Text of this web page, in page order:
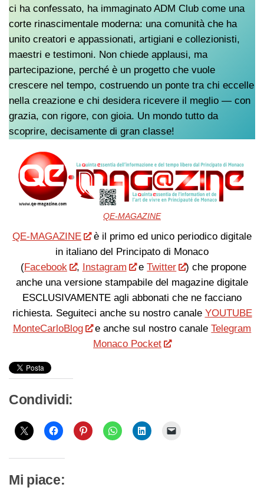
ci ha confessato, ha immaginato ADM Club come una
corte rinascimentale moderna: una comunità che ha
unito creatori e appassionati, artigiani e collezionisti,
maestri e testimoni. Non chiede applausi, ma
partecipazione, perché è un progetto che vuole
crescere nel tempo, costruendo un ponte tra chi eccelle
nella creazione e chi desidera ricevere il meglio — con
grazia, con rigore, con gioia. Un mondo tutto da
scoprire, decisamente di gran classe!
QE-MAGAZINE
QE-MAGAZINE
è il primo ed unico periodico digitale
in italiano del Principato di Monaco
(Facebook , Instagram eTwitter
) che propone
anche una versione stampabile del magazine digitale
ESCLUSIVAMENTE agli abbonati che ne facciano
richiesta. Seguiteci anche su nostro canale YOUTUBE
MonteCarloBlog
e anche sul nostro canaleTelegram
Monaco Pocket
Condividi:
Mi piace: